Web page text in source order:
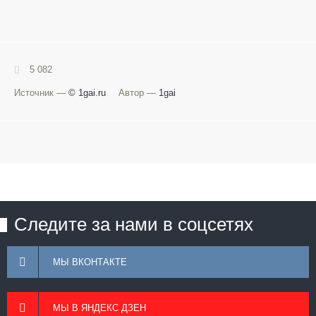
5 082
Источник — © 1gai.ru Автор — 1gai
Следите за нами в соцсетях
МЫ ВКОНТАКТЕ
МЫ В ЯНДЕКС ДЗЕН